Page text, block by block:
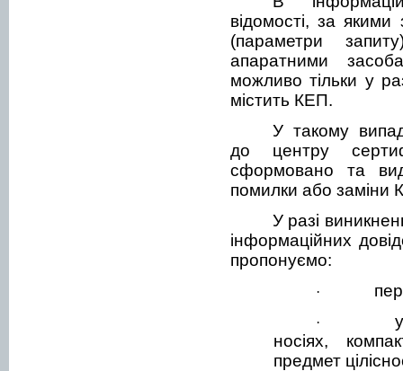
відомості, за
(параметри
апаратними
можливо тільки у
містить КЕП.
У такому
до центру
сформовано та
помилки або заміни
У разі
інформаційних
пропонуємо:
·
·
носіях,
предмет